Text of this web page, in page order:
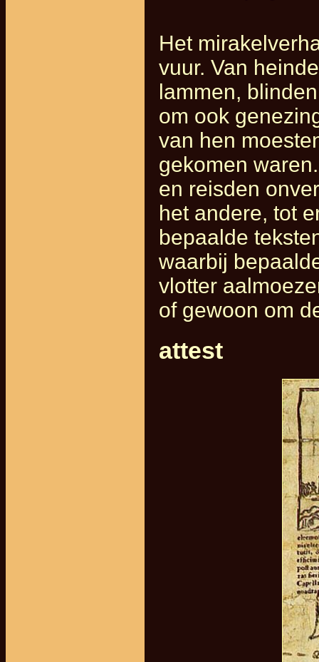
Het
vuur. Van
lammen,
om ook
van hen
gekomen
en reisden
het andere, tot
bepaalde
waarbij
vlotter
of gewoon om
attest